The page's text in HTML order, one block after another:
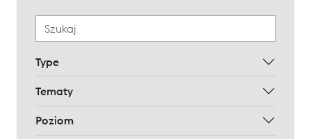
Type
Tematy
Poziom